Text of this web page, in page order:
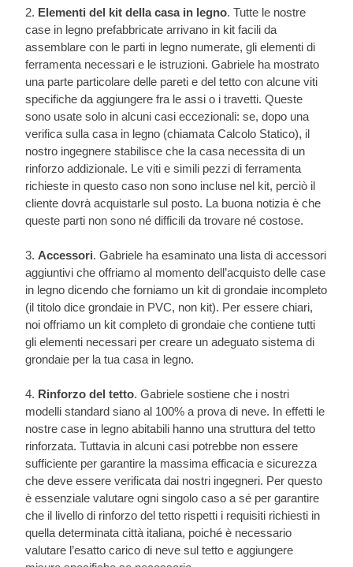
2. Elementi del kit della casa in legno. Tutte le nostre
case in legno prefabbricate arrivano in kit facili da
assemblare con le parti in legno numerate, gli elementi di
ferramenta necessari e le istruzioni. Gabriele ha mostrato
una parte particolare delle pareti e del tetto con alcune viti
specifiche da aggiungere fra le assi o i travetti. Queste
sono usate solo in alcuni casi eccezionali: se, dopo una
verifica sulla casa in legno (chiamata Calcolo Statico), il
nostro ingegnere stabilisce che la casa necessita di un
rinforzo addizionale. Le viti e simili pezzi di ferramenta
richieste in questo caso non sono incluse nel kit, perciò il
cliente dovrà acquistarle sul posto. La buona notizia è che
queste parti non sono né difficili da trovare né costose.
3. Accessori. Gabriele ha esaminato una lista di accessori
aggiuntivi che offriamo al momento dell’acquisto delle case
in legno dicendo che forniamo un kit di grondaie incompleto
(il titolo dice grondaie in PVC, non kit). Per essere chiari,
noi offriamo un kit completo di grondaie che contiene tutti
gli elementi necessari per creare un adeguato sistema di
grondaie per la tua casa in legno.
4. Rinforzo del tetto. Gabriele sostiene che i nostri
modelli standard siano al 100% a prova di neve. In effetti le
nostre case in legno abitabili hanno una struttura del tetto
rinforzata. Tuttavia in alcuni casi potrebbe non essere
sufficiente per garantire la massima efficacia e sicurezza
che deve essere verificata dai nostri ingegneri. Per questo
è essenziale valutare ogni singolo caso a sé per garantire
che il livello di rinforzo del tetto rispetti i requisiti richiesti in
quella determinata città italiana, poiché è necessario
valutare l’esatto carico di neve sul tetto e aggiungere